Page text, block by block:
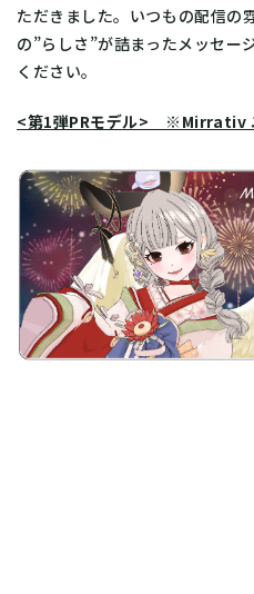
ただきました。いつもの配信の
の”らしさ”が詰まったメッセー
ください。
<第1弾PRモデル> ※Mirrativ